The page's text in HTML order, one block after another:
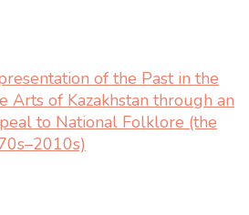
of the Past in the
Arts of Kazakhstan through an
to National Folklore (the